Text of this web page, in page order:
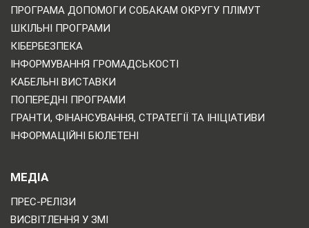
ПРОГРАМА ДОПОМОГИ СОБАКАМ ОКРУГУ ПЛІМУТ
ШКІЛЬНІ ПРОГРАМИ
КІБЕРБЕЗПЕКА
ІНФОРМУВАННЯ ГРОМАДСЬКОСТІ
КАБЕЛЬНІ ВИСТАВКИ
ПОПЕРЕДНІ ПРОГРАМИ
ГРАНТИ, ФІНАНСУВАННЯ, СТРАТЕГІЇ ТА ІНІЦІАТИВИ
ІНФОРМАЦІЙНІ БЮЛЕТЕНІ
МЕДІА
ПРЕС-РЕЛІЗИ
ВИСВІТЛЕННЯ У ЗМІ